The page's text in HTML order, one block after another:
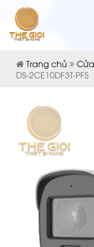
Trang chủ
DS-2CE10DF3T-PFS